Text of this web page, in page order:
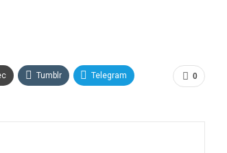
0
Tumblr Telegram